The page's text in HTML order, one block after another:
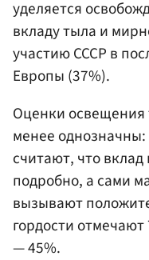
уделяется
вкладу тыла и
участию СССР в
Европы (37%).
Оценки освещения
менее
считают, что
подробно, а сами
вызывают
гордости
— 45%.